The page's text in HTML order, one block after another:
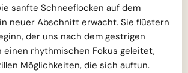
sanfte Schneeflocken auf dem
neuer Abschnitt erwacht. Sie flüstern
der uns nach dem gestrigen
einen rhythmischen Fokus geleitet,
Möglichkeiten, die sich auftun.